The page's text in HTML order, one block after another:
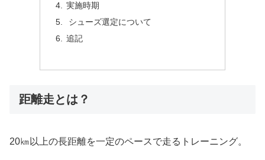
実施時期
シューズ選定について
追記
距離走とは？
20㎞以上の長距離を一定のペースで走るトレーニング。